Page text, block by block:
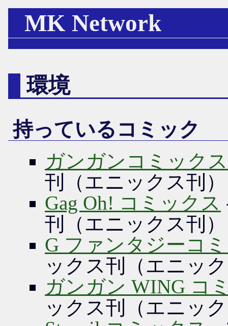
MK Network
環境
持っているコミック
ガンガンコミックス
刊（エニックス刊）
Gag Oh! コミックス
刊（エニックス刊）
G ファンタジーコ
ックス刊（エニッ
ガンガン WING コ
ックス刊（エニッ